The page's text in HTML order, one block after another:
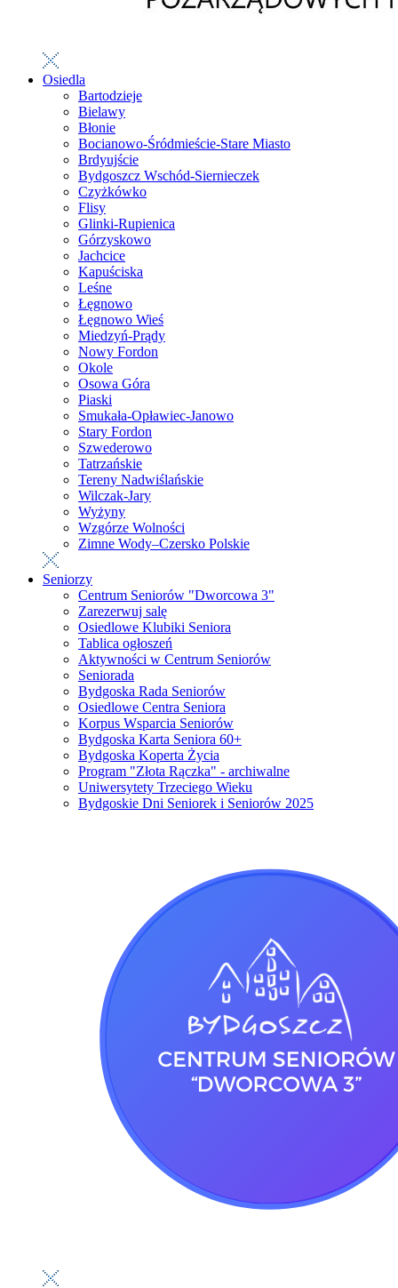
Osiedla
Bartodzieje
Bielawy
Błonie
Bocianowo-Śródmieście-Stare Miasto
Brdyujście
Bydgoszcz Wschód-Siernieczek
Czyżkówko
Flisy
Glinki-Rupienica
Górzyskowo
Jachcice
Kapuściska
Leśne
Łęgnowo
Łęgnowo Wieś
Miedzyń-Prądy
Nowy Fordon
Okole
Osowa Góra
Piaski
Smukała-Opławiec-Janowo
Stary Fordon
Szwederowo
Tatrzańskie
Tereny Nadwiślańskie
Wilczak-Jary
Wyżyny
Wzgórze Wolności
Zimne Wody–Czersko Polskie
Seniorzy
Centrum Seniorów "Dworcowa 3"
Zarezerwuj salę
Osiedlowe Klubiki Seniora
Tablica ogłoszeń
Aktywności w Centrum Seniorów
Seniorada
Bydgoska Rada Seniorów
Osiedlowe Centra Seniora
Korpus Wsparcia Seniorów
Bydgoska Karta Seniora 60+
Bydgoska Koperta Życia
Program "Złota Rączka" - archiwalne
Uniwersytety Trzeciego Wieku
Bydgoskie Dni Seniorek i Seniorów 2025